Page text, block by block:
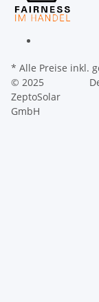
* Alle Preise inkl.
© 2025
ZeptoSolar
GmbH